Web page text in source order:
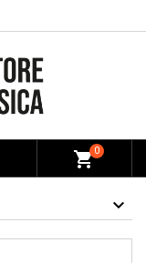
shopping_cart0